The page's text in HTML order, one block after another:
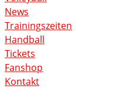
News
Trainingszeiten
Handball
Tickets
Fanshop
Kontakt